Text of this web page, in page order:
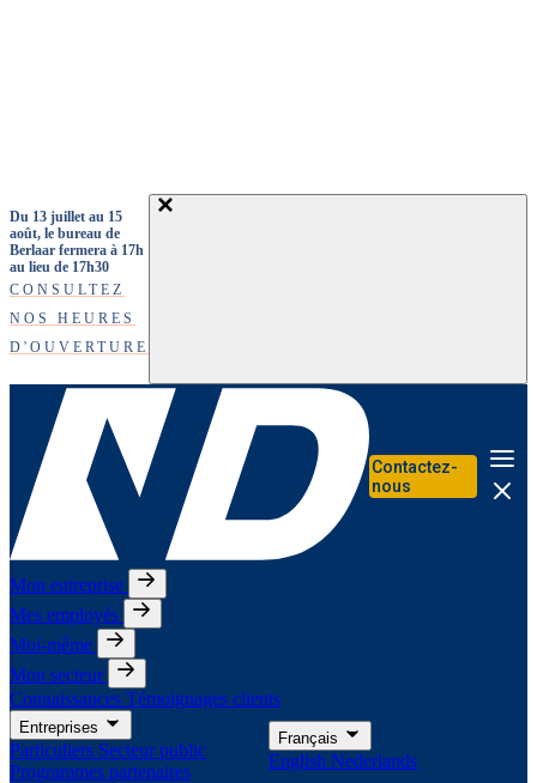
Du 13 juillet au 15
août, le bureau de
Berlaar fermera à 17h
au lieu de 17h30
CONSULTEZ
NOS HEURES
D'OUVERTURE
Contactez-
nous
Mon entreprise
Mes employés
Moi-même
Mon secteur
Connaissances Témoignages clients
Entreprises
Particuliers Secteur public
Programmes partenaires
Français
English Nederlands